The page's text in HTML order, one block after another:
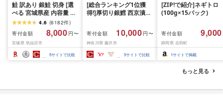
鮭 訳あり 銀鮭 切身 [選
べる 宮城県産 内容量 発
送回数 発送月] [宮城東洋
宮城県 気仙沼市
20566318] 宮城県産 海
鮮 訳アリ 規格外 不揃い
さけ サケ 鮭切身 シャケ
切り身 冷凍 家庭用 おか
4.6 (6182件)
寄付金額
8,000 円〜
宮城県 気仙沼市
5サイトで比較
[総合ランキング1位獲
得!]厚切り銀鱈 西京漬け
約 1,000g (約 100g × 10
切) 西京味噌 西京みそ 味
噌漬け みそ 味噌 鮮魚 魚
介 銀だら 銀ダラ ギンダ
ラ ぎんだら 鱈 タラ 魚
礼品 おかず おつまみ お
寄付金額 10,000 円〜
神奈川県 藤沢市
5サイトで比較
[ZIP!で紹介]ネギトロ
(100g×15パック)
寄付金額 9,000
静岡県 吉田町
1サイトで掲載
もっと見る